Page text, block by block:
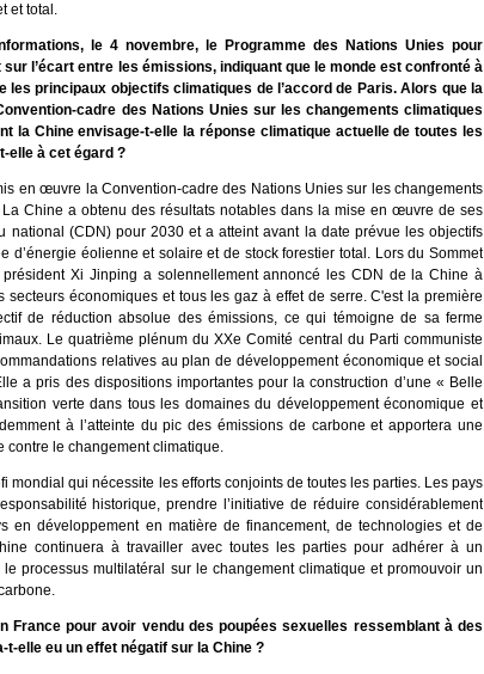
et total.
le 4 novembre, le Programme des Nations Unies pour
sur l’écart entre les émissions, indiquant que le monde est confronté à
les principaux objectifs climatiques de l’accord de Paris. Alors que la
cadre des Nations Unies sur les changements climatiques
la Chine envisage-t-elle la réponse climatique actuelle de toutes les
elle à cet égard ?
en œuvre la Convention-cadre des Nations Unies sur les changements
Chine a obtenu des résultats notables dans la mise en œuvre de ses
national (CDN) pour 2030 et a atteint avant la date prévue les objectifs
d’énergie éolienne et solaire et de stock forestier total. Lors du Sommet
Xi Jinping a solennellement annoncé les CDN de la Chine à
secteurs économiques et tous les gaz à effet de serre. C'est la première
de réduction absolue des émissions, ce qui témoigne de sa ferme
Le quatrième plénum du XXe Comité central du Parti communiste
relatives au plan de développement économique et social
a pris des dispositions importantes pour la construction d’une « Belle
verte dans tous les domaines du développement économique et
à l’atteinte du pic des émissions de carbone et apportera une
contre le changement climatique.
mondial qui nécessite les efforts conjoints de toutes les parties. Les pays
historique, prendre l’initiative de réduire considérablement
en développement en matière de financement, de technologies et de
continuera à travailler avec toutes les parties pour adhérer à un
processus multilatéral sur le changement climatique et promouvoir un
France pour avoir vendu des poupées sexuelles ressemblant à des
elle eu un effet négatif sur la Chine ?